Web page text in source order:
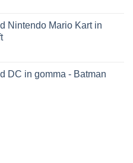
Nintendo Mario Kart in
DC in gomma - Batman